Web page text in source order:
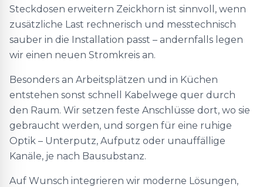
Steckdosen erweitern Zeickhorn ist sinnvoll, wenn
zusätzliche Last rechnerisch und messtechnisch
sauber in die Installation passt – andernfalls legen
wir einen neuen Stromkreis an.
Besonders an Arbeitsplätzen und in Küchen
entstehen sonst schnell Kabelwege quer durch
den Raum. Wir setzen feste Anschlüsse dort, wo sie
gebraucht werden, und sorgen für eine ruhige
Optik – Unterputz, Aufputz oder unauffällige
Kanäle, je nach Bausubstanz.
Auf Wunsch integrieren wir moderne Lösungen,